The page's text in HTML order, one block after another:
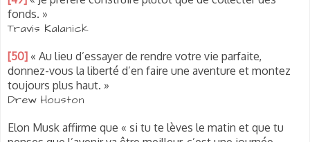
fonds. »
Travis Kalanick
[50] « Au lieu d’essayer de rendre votre vie parfaite,
donnez-vous la liberté d’en faire une aventure et montez
toujours plus haut. »
Drew Houston
Elon Musk affirme que « si tu te lèves le matin et que tu